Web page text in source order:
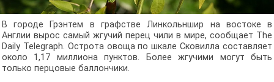
В городе Грэнтем в графстве Линкольншир на востоке в
Англии вырос самый жгучий перец чили в мире, сообщает The
Daily Telegraph. Острота овоща по шкале Сковилла составляет
около 1,17 миллиона пунктов. Более жгучими могут быть
только перцовые баллончики.